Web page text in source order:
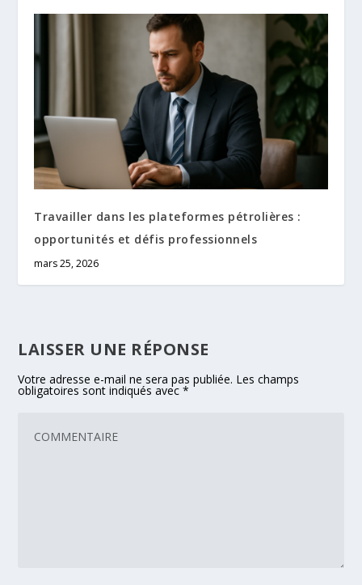
Travailler dans les plateformes pétrolières :
opportunités et défis professionnels
mars 25, 2026
LAISSER UNE RÉPONSE
Votre adresse e-mail ne sera pas publiée. Les champs
obligatoires sont indiqués avec*